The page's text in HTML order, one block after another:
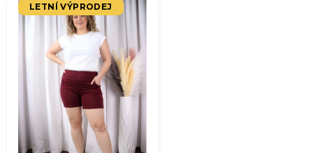
LETNÍ VÝPRODEJ